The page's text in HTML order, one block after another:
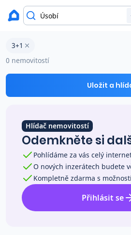
Prodat
Prodej s Reas.cz
Ceny prodaných
Okamžitý výkup
Přehled realitních
okres Havlíčkův Brod
Byty 3+1 na prodej Úsobí
3+1
0 nemovitostí
Uložit a
Hlídač nemovitostí
Odemkněte si
Pohlídáme za vás celý
O nových inzerátech budete
Kompletně zdarma s
Přihlásit se